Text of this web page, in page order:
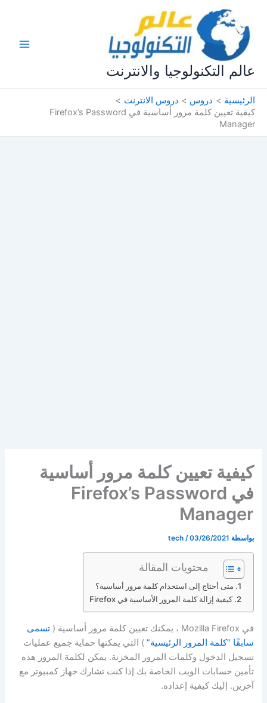
المحتوى
عالم التكنولوجيا والانترنت
الرئيسية دروس
دروس الانترنت
كيفية تعيين كلمة مرور أساسية في Firefox’s Password
Manager
كيفية تعيين كلمة مرور أساسية
في Firefox’s Password
Manager
بواسطة tech /03/26/2021
محتويات المقالة
متى أحتاج إلى استخدام كلمة مرور أساسية؟
كيفية إزالة كلمة المرور الأساسية في Firefox
في Mozilla Firefox ، يمكنك تعيين كلمة مرور أساسية (
تسمى
سابقًا “كلمة المرور الرئيسية” ) التي يمكنها حماية جميع عمليات
تسجيل الدخول وكلمات المرور المخزنة. يمكن لكلمة المرور هذه
تأمين حسابات الويب الخاصة بك إذا كنت تشارك جهاز كمبيوتر مع
آخرين. إليك كيفية إعداده.